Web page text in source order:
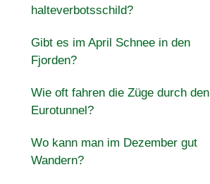
halteverbotsschild?
Gibt es im April Schnee in den
Fjorden?
Wie oft fahren die Züge durch den
Eurotunnel?
Wo kann man im Dezember gut
Wandern?